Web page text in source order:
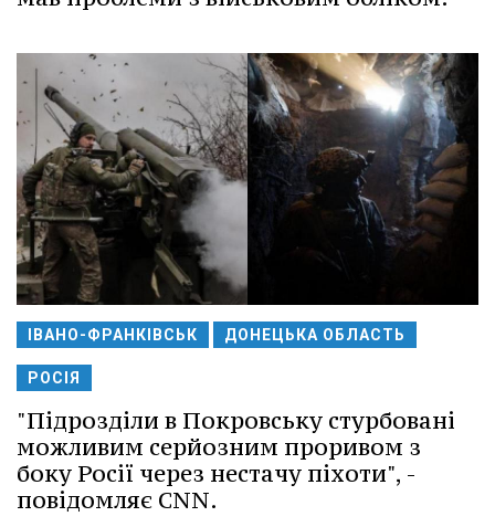
ІВАНО-ФРАНКІВСЬК ДОНЕЦЬКА ОБЛАСТЬ
РОСІЯ
"Підрозділи в Покровську стурбовані
можливим серйозним проривом з
боку Росії через нестачу піхоти", -
повідомляє CNN.